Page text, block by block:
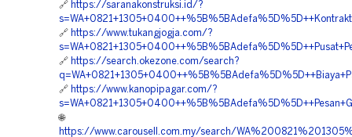
🔗 https://saranakonstruksi.id/?
🔗 https://www.tukangjogja.com/?
🔗 https://search.okezone.com/search?
🔗 https://www.kanopipagar.com/?
🌐
https://www.carousell.com.my/search/